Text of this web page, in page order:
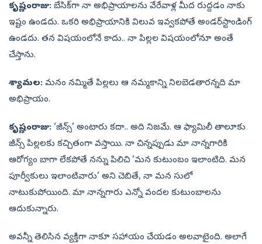
కృష్ణంరాజు: బేసిక్‌గా నా అభిప్రాయాలను వేరేవాళ్ల మీద రుద్దడం నాకు
ఇష్టం ఉండదు. ఒకరి అభిప్రాయానికి విలువ ఇవ్వకపోతే అండర్‌స్టాండింగ్‌
ఉండదు. తన విషయంలోనే కాదు.. నా పిల్లల విషయంలోనూ అంతే
చేస్తాను.
శ్యామల: మనం నమ్మితే పిల్లలు ఆ నమ్మకాన్ని నిలబెడతారన్నది మా
అభిప్రాయం.
కృష్ణంరాజు: ‘జీన్స్‌’ అంటారు కదా.. అది నిజమే. ఆ ఫ్యామిలీ తాలూకు
జీన్స్‌ పిల్లలకు కచ్చితంగా వస్తాయి. నా చిన్నప్పుడు మా నాన్నగారికి
ఆరోగ్యం బాగా లేకపోతే నన్ను పిలిచి ‘మన కుటుంబం ఇలాంటిది. మన
పూర్వీకులు ఇలాంటివారు’ అని చెబితే, నా మన సులో
నాటుకుపోయింది. మా నాన్నగారు ఎన్నో వందల కుటుంబాలను
ఆదుకున్నారు.
అవన్నీ తెలిసిన వ్యక్తిగా నాకూ సహాయం చేయడం అలవాటైంది. అలాగే